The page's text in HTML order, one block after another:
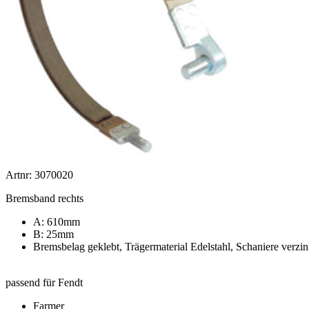
Artnr: 3070020
Bremsband rechts
A: 610mm
B: 25mm
Bremsbelag geklebt, Trägermaterial Edelstahl, Schaniere
passend für Fendt
Farmer